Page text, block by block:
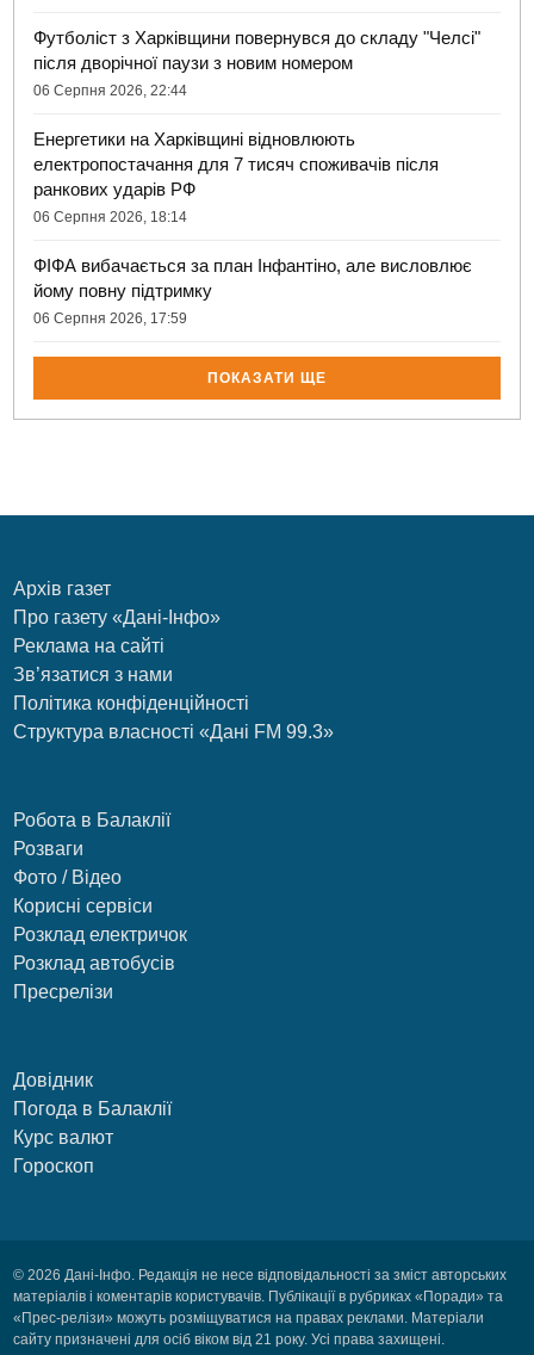
Футболіст з Харківщини повернувся до складу "Челсі"
після дворічної паузи з новим номером
06 Серпня 2026, 22:44
Енергетики на Харківщині відновлюють
електропостачання для 7 тисяч споживачів після
ранкових ударів РФ
06 Серпня 2026, 18:14
ФІФА вибачається за план Інфантіно, але висловлює
йому повну підтримку
06 Серпня 2026, 17:59
ПОКАЗАТИ ЩЕ
Архів газет
Про газету «Дані-Інфо»
Реклама на сайті
Зв’язатися з нами
Політика конфіденційності
Структура власності «Дані FM 99.3»
Робота в Балаклії
Розваги
Фото / Відео
Корисні сервіси
Розклад електричок
Розклад автобусів
Пресрелізи
Довідник
Погода в Балаклії
Курс валют
Гороскоп
© 2026 Дані-Інфо. Редакція не несе відповідальності за зміст авторських
матеріалів і коментарів користувачів. Публікації в рубриках «Поради» та
«Прес-релізи» можуть розміщуватися на правах реклами. Матеріали
сайту призначені для осіб віком від 21 року. Усі права захищені.